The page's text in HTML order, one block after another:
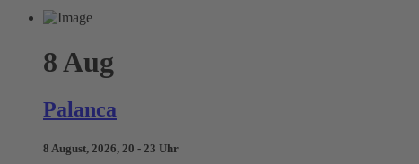
8 Aug
Palanca
8 August, 2026, 20 - 23 Uhr